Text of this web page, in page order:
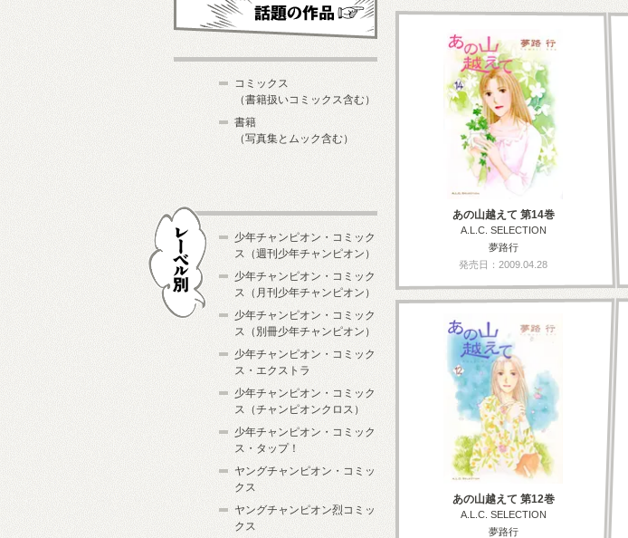
あの山越えて 第14巻
A.L.C. SELECTION
夢路行
発売日：2009.04.28
あの山越えて 第12巻
A.L.C. SELECTION
夢路行
コミックス
（書籍扱いコミックス含む）
書籍
（写真集とムック含む）
少年チャンピオン・コミック
ス（週刊少年チャンピオン）
少年チャンピオン・コミック
ス（月刊少年チャンピオン）
少年チャンピオン・コミック
ス（別冊少年チャンピオン）
少年チャンピオン・コミック
ス・エクストラ
少年チャンピオン・コミック
ス（チャンピオンクロス）
少年チャンピオン・コミック
ス・タップ！
ヤングチャンピオン・コミッ
クス
ヤングチャンピオン烈コミッ
クス